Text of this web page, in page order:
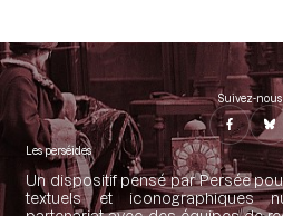
Suivez-nous
Les perséides
Un dispositif pensé par Persée
textuels et iconographiques